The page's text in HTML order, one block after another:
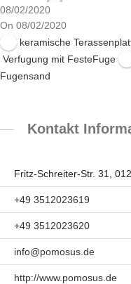
08/02/2020
On 08/02/2020
keramische
Verfugung mit FesteFuge
Fugensand
Kontakt
Fritz-Schreiter-Str. 31,
+49 3512023619
+49 3512023620
info@pomosus.de
http://www.pomosus.de